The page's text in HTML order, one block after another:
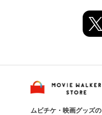
ムビチケ・映画グッズの